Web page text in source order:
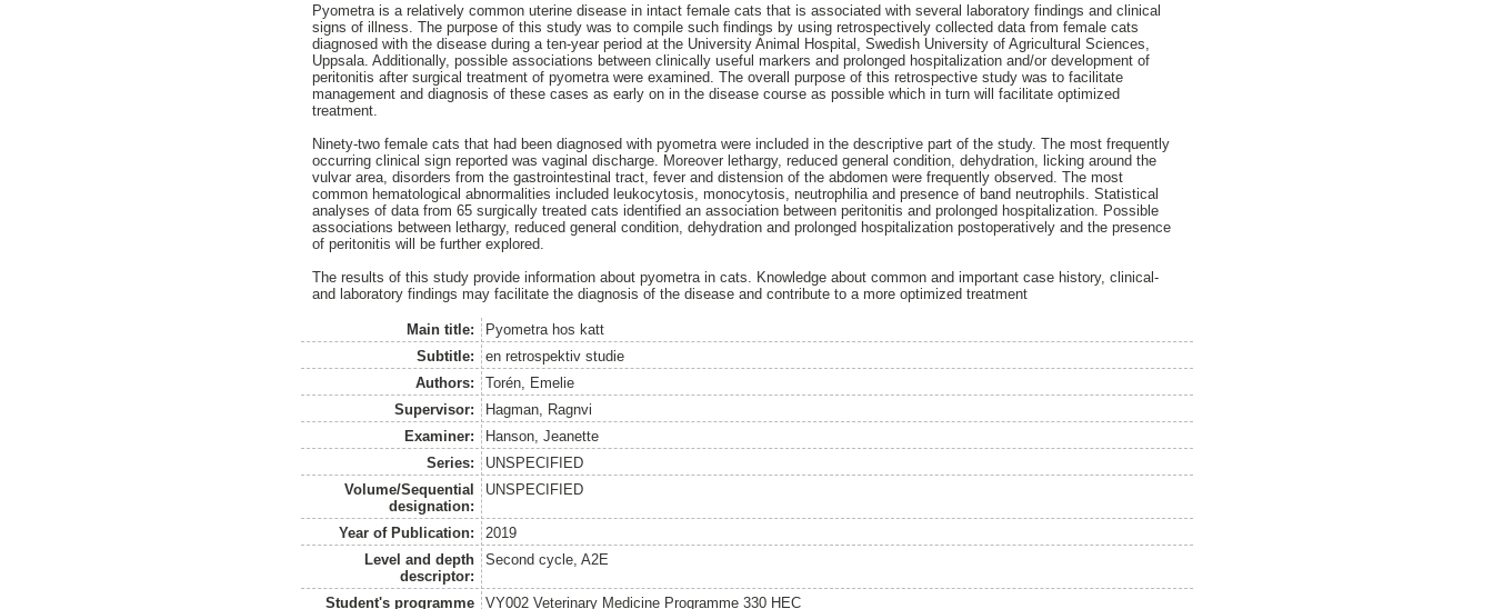
Pyometra is a relatively common uterine disease in intact female cats that is associated with several laboratory findings and clinical
signs of illness. The purpose of this study was to compile such findings by using retrospectively collected data from female cats
diagnosed with the disease during a ten-year period at the University Animal Hospital, Swedish University of Agricultural Sciences,
Uppsala. Additionally, possible associations between clinically useful markers and prolonged hospitalization and/or development of
peritonitis after surgical treatment of pyometra were examined. The overall purpose of this retrospective study was to facilitate
management and diagnosis of these cases as early on in the disease course as possible which in turn will facilitate optimized
treatment.
Ninety-two female cats that had been diagnosed with pyometra were included in the descriptive part of the study. The most frequently
occurring clinical sign reported was vaginal discharge. Moreover lethargy, reduced general condition, dehydration, licking around the
vulvar area, disorders from the gastrointestinal tract, fever and distension of the abdomen were frequently observed. The most
common hematological abnormalities included leukocytosis, monocytosis, neutrophilia and presence of band neutrophils. Statistical
analyses of data from 65 surgically treated cats identified an association between peritonitis and prolonged hospitalization. Possible
associations between lethargy, reduced general condition, dehydration and prolonged hospitalization postoperatively and the presence
of peritonitis will be further explored.
The results of this study provide information about pyometra in cats. Knowledge about common and important case history, clinical-
and laboratory findings may facilitate the diagnosis of the disease and contribute to a more optimized treatment
Main title:
Pyometra hos katt
Subtitle:
en retrospektiv studie
Authors:
Torén, Emelie
Supervisor:
Hagman, Ragnvi
Examiner:
Hanson, Jeanette
Series:
UNSPECIFIED
Volume/Sequential
designation:
UNSPECIFIED
Year of Publication:
2019
Level and depth
descriptor:
Second cycle, A2E
Student's programme VY002 Veterinary Medicine Programme 330 HEC